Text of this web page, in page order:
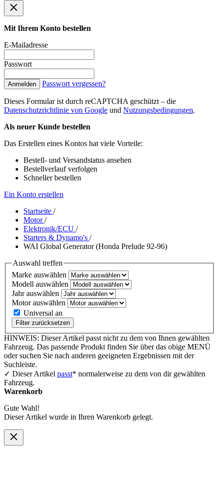
Mit Ihrem Konto bestellen
E-Mailadresse
Passwort
Anmelden Passwort vergessen?
Dieses Formular ist durch reCAPTCHA geschützt – die
Datenschutzrichtlinie von Google und Nutzungsbedingungen.
Als neuer Kunde bestellen
Das Erstellen eines Kontos hat viele Vorteile:
Bestell- und Versandstatus ansehen
Bestellverlauf verfolgen
Schneller bestellen
Ein Konto erstellen
Startseite /
Motor/
Elektronik/ECU /
Starters & Dynamo's /
WAI Global Generator (Honda Prelude 92-96)
Auswahl treffen
Marke auswählen
Modell auswählen
Jahr auswählen
Motor auswählen
Universal an
Filter zurücksetzen
HINWEIS: Dieser Artikel passt nicht zu dem von Ihnen gewählten
Fahrzeug. Das passende Produkt finden Sie über das obige MENÜ
oder suchen Sie nach anderen geeigneten Ergebnissen mit der
Suchleiste.
✓ Dieser Artikel passt* normalerweise zu dem von dir gewählten
Fahrzeug.
Warenkorb
Gute Wahl!
Dieser Artikel wurde in Ihren Warenkorb gelegt.